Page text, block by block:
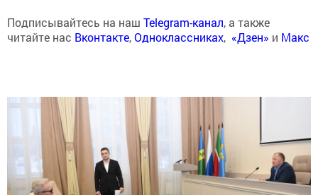
Подписывайтесь на наш Telegram-канал, а также
читайте нас Вконтакте,Одноклассниках, «Дзен» и Макс